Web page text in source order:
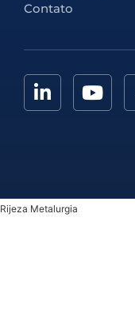
Contato
Rijeza Metalurgia